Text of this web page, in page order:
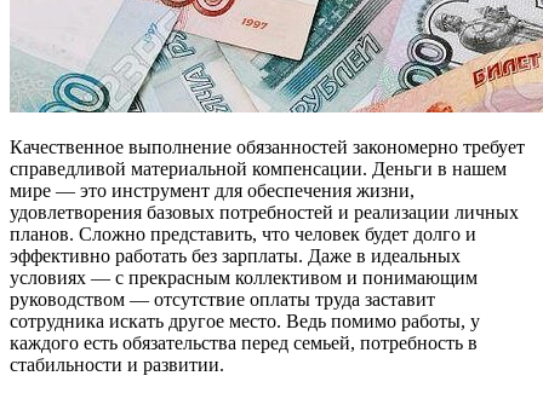
Качественное выполнение обязанностей закономерно требует
справедливой материальной компенсации. Деньги в нашем
мире — это инструмент для обеспечения жизни,
удовлетворения базовых потребностей и реализации личных
планов. Сложно представить, что человек будет долго и
эффективно работать без зарплаты. Даже в идеальных
условиях — с прекрасным коллективом и понимающим
руководством — отсутствие оплаты труда заставит
сотрудника искать другое место. Ведь помимо работы, у
каждого есть обязательства перед семьей, потребность в
стабильности и развитии.